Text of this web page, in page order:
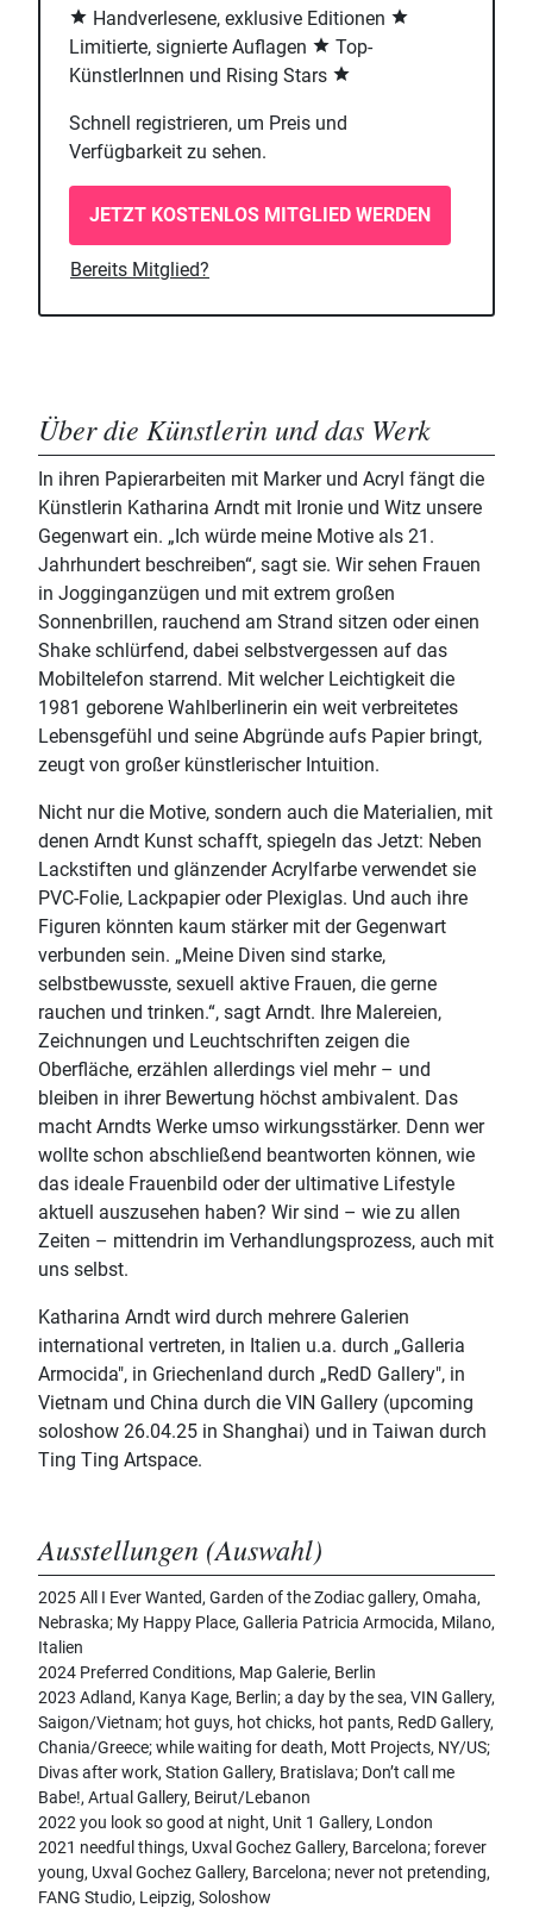
Handverlesene, exklusive Editionen
Limitierte, signierte Auflagen
Top-
KünstlerInnen und Rising Stars
Schnell registrieren, um Preis und
Verfügbarkeit zu sehen.
JETZT KOSTENLOS MITGLIED WERDEN
Bereits Mitglied?
Über die Künstlerin und das Werk
In ihren Papierarbeiten mit Marker und Acryl fängt die
Künstlerin Katharina Arndt mit Ironie und Witz unsere
Gegenwart ein. „Ich würde meine Motive als 21.
Jahrhundert beschreiben“, sagt sie. Wir sehen Frauen
in Jogginganzügen und mit extrem großen
Sonnenbrillen, rauchend am Strand sitzen oder einen
Shake schlürfend, dabei selbstvergessen auf das
Mobiltelefon starrend. Mit welcher Leichtigkeit die
1981 geborene Wahlberlinerin ein weit verbreitetes
Lebensgefühl und seine Abgründe aufs Papier bringt,
zeugt von großer künstlerischer Intuition.
Nicht nur die Motive, sondern auch die Materialien, mit
denen Arndt Kunst schafft, spiegeln das Jetzt: Neben
Lackstiften und glänzender Acrylfarbe verwendet sie
PVC-Folie, Lackpapier oder Plexiglas. Und auch ihre
Figuren könnten kaum stärker mit der Gegenwart
verbunden sein. „Meine Diven sind starke,
selbstbewusste, sexuell aktive Frauen, die gerne
rauchen und trinken.“, sagt Arndt. Ihre Malereien,
Zeichnungen und Leuchtschriften zeigen die
Oberfläche, erzählen allerdings viel mehr – und
bleiben in ihrer Bewertung höchst ambivalent. Das
macht Arndts Werke umso wirkungsstärker. Denn wer
wollte schon abschließend beantworten können, wie
das ideale Frauenbild oder der ultimative Lifestyle
aktuell auszusehen haben? Wir sind – wie zu allen
Zeiten – mittendrin im Verhandlungsprozess, auch mit
uns selbst.
Katharina Arndt wird durch mehrere Galerien
international vertreten, in Italien u.a. durch „Galleria
Armocida", in Griechenland durch „RedD Gallery", in
Vietnam und China durch die VIN Gallery (upcoming
soloshow 26.04.25 in Shanghai) und in Taiwan durch
Ting Ting Artspace.
Ausstellungen (Auswahl)
2025 All I Ever Wanted, Garden of the Zodiac gallery, Omaha,
Nebraska; My Happy Place, Galleria Patricia Armocida, Milano,
Italien
2024 Preferred Conditions, Map Galerie, Berlin
2023 Adland, Kanya Kage, Berlin; a day by the sea, VIN Gallery,
Saigon/Vietnam; hot guys, hot chicks, hot pants, RedD Gallery,
Chania/Greece; while waiting for death, Mott Projects, NY/US;
Divas after work, Station Gallery, Bratislava; Don’t call me
Babe!, Artual Gallery, Beirut/Lebanon
2022 you look so good at night, Unit 1 Gallery, London
2021 needful things, Uxval Gochez Gallery, Barcelona; forever
young, Uxval Gochez Gallery, Barcelona; never not pretending,
FANG Studio, Leipzig, Soloshow